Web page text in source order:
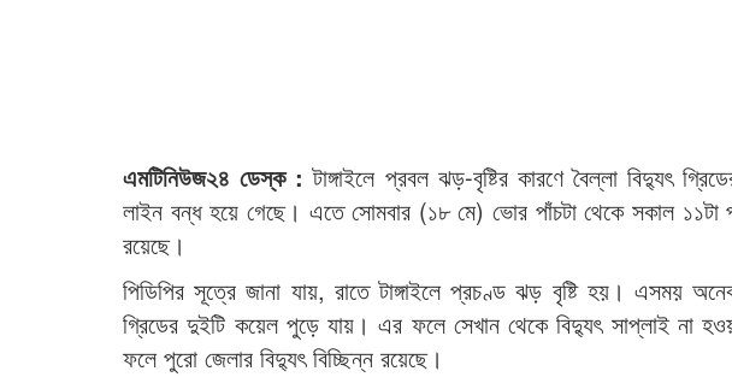
এমটিনিউজ২৪ ডেস্ক :টাঙ্গাইলে প্রবল ঝড়-বৃষ্টির কারণে বৈল্লা বিদ্যুৎ
লাইন বন্ধ হয়ে গেছে। এতে সোমবার (১৮ মে) ভোর পাঁচটা থেকে সকাল ১১টা
রয়েছে।
পিডিপির সূত্রে জানা যায়, রাতে টাঙ্গাইলে প্রচণ্ড ঝড় বৃষ্টি হয়। এসময়
গ্রিডের দুইটি কয়েল পুড়ে যায়। এর ফলে সেখান থেকে বিদ্যুৎ সাপ্লাই না
ফলে পুরো জেলার বিদ্যুৎ বিচ্ছিন্ন রয়েছে।